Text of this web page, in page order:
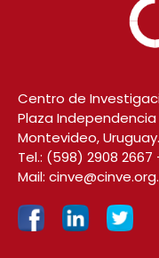
Centro de
Plaza Independencia
Montevideo, Uruguay.
Tel.: (598) 2908 2667
Mail: